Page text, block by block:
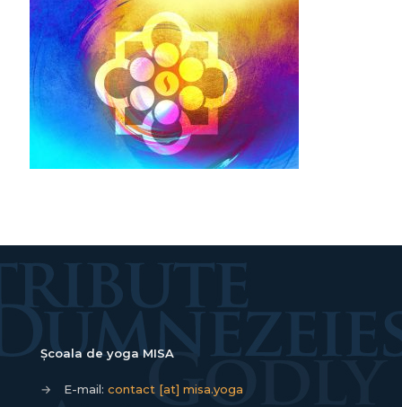
Școala de yoga MISA
→ E-mail: contact [at] misa.yoga